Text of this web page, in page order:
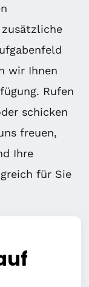
wir Ihnen
Rufen
schicken
freuen,
Ihre
für Sie